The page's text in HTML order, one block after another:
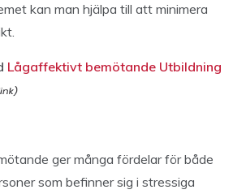
kan man hjälpa till att minimera
Lågaffektivt bemötande Utbildning
ger många fördelar för både
som befinner sig i stressiga